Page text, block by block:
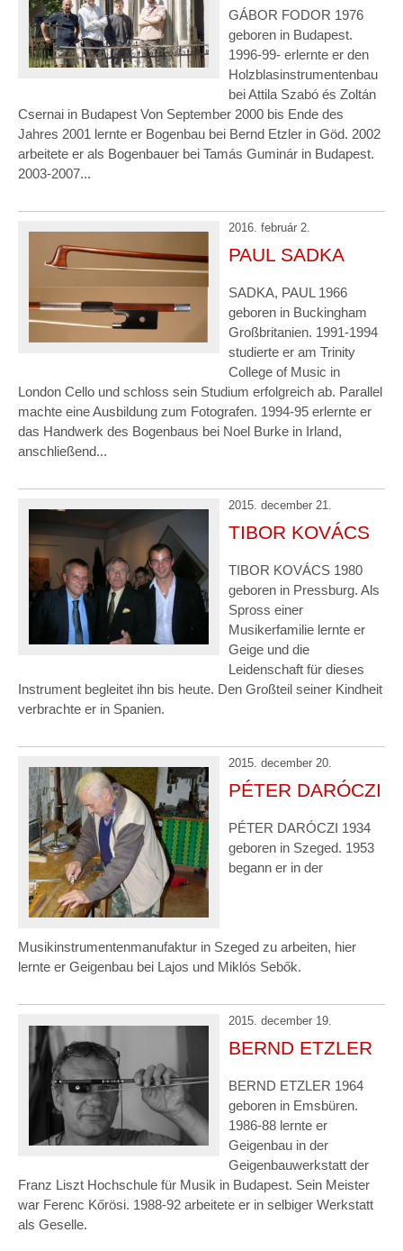
GÁBOR FODOR 1976
geboren in Budapest.
1996-99- erlernte er den
Holzblasinstrumentenbau
bei Attila Szabó és Zoltán
Csernai in Budapest Von September 2000 bis Ende des
Jahres 2001 lernte er Bogenbau bei Bernd Etzler in Göd. 2002
arbeitete er als Bogenbauer bei Tamás Guminár in Budapest.
2003-2007...
2016. február 2.
PAUL SADKA
SADKA, PAUL 1966
geboren in Buckingham
Großbritanien. 1991-1994
studierte er am Trinity
College of Music in
London Cello und schloss sein Studium erfolgreich ab. Parallel
machte eine Ausbildung zum Fotografen. 1994-95 erlernte er
das Handwerk des Bogenbaus bei Noel Burke in Irland,
anschließend...
2015. december 21.
TIBOR KOVÁCS
TIBOR KOVÁCS 1980
geboren in Pressburg. Als
Spross einer
Musikerfamilie lernte er
Geige und die
Leidenschaft für dieses
Instrument begleitet ihn bis heute. Den Großteil seiner Kindheit
verbrachte er in Spanien.
2015. december 20.
PÉTER DARÓCZI
PÉTER DARÓCZI 1934
geboren in Szeged. 1953
begann er in der
Musikinstrumentenmanufaktur in Szeged zu arbeiten, hier
lernte er Geigenbau bei Lajos und Miklós Sebők.
2015. december 19.
BERND ETZLER
BERND ETZLER 1964
geboren in Emsbüren.
1986-88 lernte er
Geigenbau in der
Geigenbauwerkstatt der
Franz Liszt Hochschule für Musik in Budapest. Sein Meister
war Ferenc Kőrösi. 1988-92 arbeitete er in selbiger Werkstatt
als Geselle.